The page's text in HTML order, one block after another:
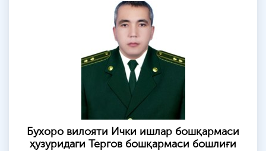
Бухоро вилояти Ички ишлар бошқармаси
ҳузуридаги Тергов бошқармаси бошлиғи